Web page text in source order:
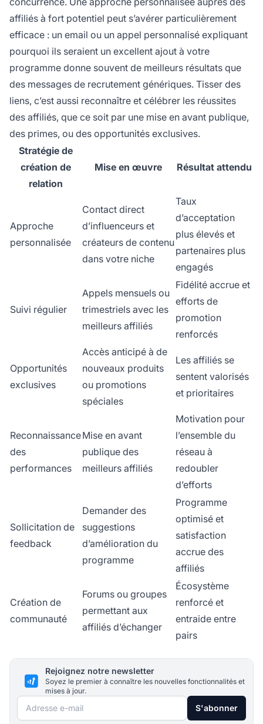
affiliés à fort potentiel peut s’avérer particulièrement
efficace : un email ou un appel personnalisé expliquant
pourquoi ils seraient un excellent ajout à votre
programme donne souvent de meilleurs résultats que
des messages de recrutement génériques. Tisser des
liens, c’est aussi reconnaître et célébrer les réussites
des affiliés, que ce soit par une mise en avant publique,
des primes, ou des opportunités exclusives.
Stratégie de
création de
relation
Mise en œuvre Résultat attendu
Approche
personnalisée
Contact direct
d’influenceurs et
créateurs de contenu
dans votre niche
Taux
d’acceptation
plus élevés et
partenaires plus
engagés
Suivi régulier
Appels mensuels ou
trimestriels avec les
meilleurs affiliés
Fidélité accrue et
efforts de
promotion
renforcés
Opportunités
exclusives
Accès anticipé à de
nouveaux produits
ou promotions
spéciales
Les affiliés se
sentent valorisés
et prioritaires
Reconnaissance
des
performances
Mise en avant
publique des
meilleurs affiliés
Motivation pour
l’ensemble du
réseau à
redoubler
d’efforts
Sollicitation de
feedback
Demander des
suggestions
d’amélioration du
programme
Programme
optimisé et
satisfaction
accrue des
affiliés
Création de
communauté
Forums ou groupes
permettant aux
affiliés d’échanger
Écosystème
renforcé et
entraide entre
pairs
Rejoignez notre newsletter
Soyez le premier à connaître les nouvelles fonctionnalités et
mises à jour.
Adresse e-mail S'abonner